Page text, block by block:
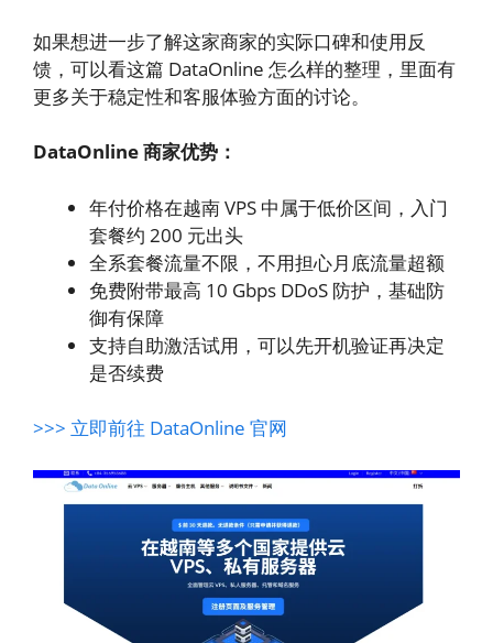
如果想进一步了解这家商家的实际口碑和使用反
馈，可以看这篇 DataOnline 怎么样的整理，里面有
更多关于稳定性和客服体验方面的讨论。
DataOnline 商家优势：
年付价格在越南 VPS 中属于低价区间，入门
套餐约 200 元出头
全系套餐流量不限，不用担心月底流量超额
免费附带最高 10 Gbps DDoS 防护，基础防
御有保障
支持自助激活试用，可以先开机验证再决定
是否续费
>>> 立即前往 DataOnline 官网